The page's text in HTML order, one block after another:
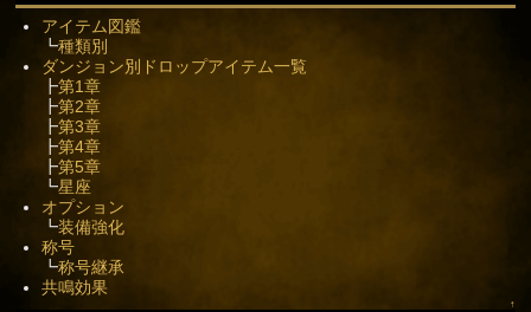
アイテム図鑑
┗種類別
ダンジョン別ドロップアイテム一覧
┣第1章
┣第2章
┣第3章
┣第4章
┣第5章
┗星座
オプション
┗装備強化
称号
┗称号継承
共鳴効果
↑